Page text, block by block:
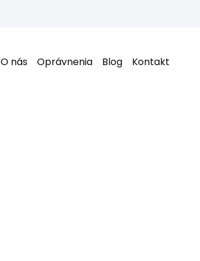
O nás Oprávnenia Blog Kontakt